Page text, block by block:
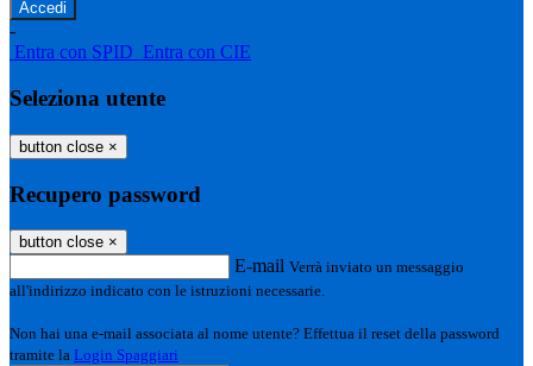
-
Entra con SPID Entra con CIE
Seleziona utente
button close ×
Recupero password
button close ×
E-mail Verrà inviato un messaggio
all'indirizzo indicato con le istruzioni necessarie.
Non hai una e-mail associata al nome utente? Effettua il reset della password
tramite la Login Spaggiari